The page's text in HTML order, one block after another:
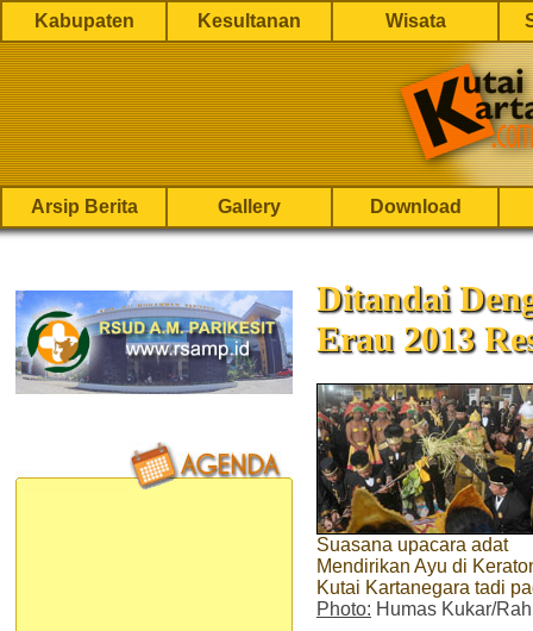
Kabupaten Kesultanan Wisata
Arsip Berita Gallery Download
Ditandai
Erau 2013
Suasana upacara adat
Mendirikan Ayu di
Kutai Kartanegara tadi
Photo: Humas Kukar/